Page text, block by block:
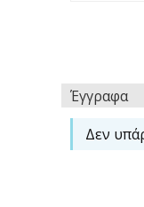
Έγγραφα
Δεν